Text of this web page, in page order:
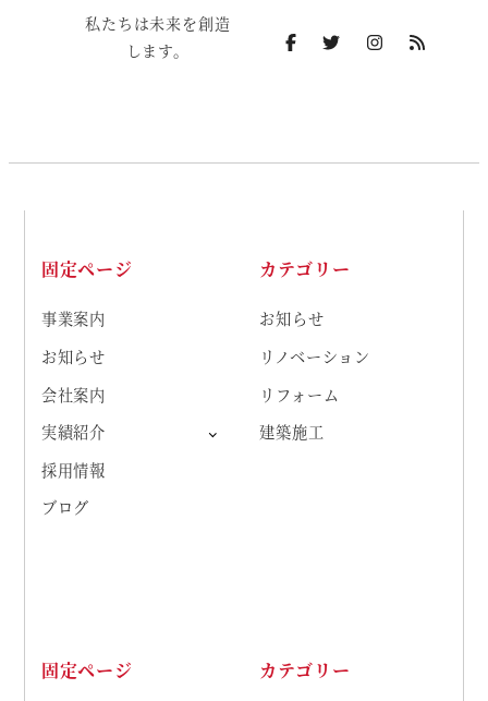
私たちは未来を創造
します。
固定ページ
事業案内
お知らせ
会社案内
実績紹介
採用情報
ブログ
カテゴリー
お知らせ
リノベーション
リフォーム
建築施工
固定ページ カテゴリー